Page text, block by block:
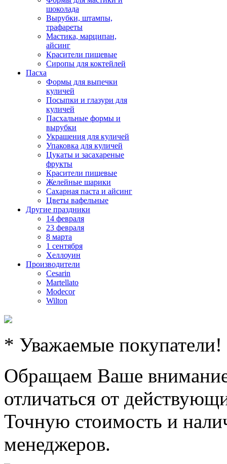
шоколада
Вырубки, штампы,
трафареты
Мастика, марципан,
айсинг
Красители пищевые
Сиропы для коктейлей
Пасха
Формы для выпечки
куличей
Посыпки и глазури для
куличей
Пасхальные формы и
вырубки
Украшения для куличей
Упаковка для куличей
Цукаты и засахареные
фрукты
Красители пищевые
Желейные шарики
Сахарная паста и айсинг
Цветы вафельные
Другие праздники
14 февраля
23 февраля
8 марта
1 сентября
Хеллоуин
Производители
Cesarin
Martellato
Modecor
Wilton
* Уважаемые покупатели!
Обращаем Ваше
отличаться от
Точную стоимость и
менеджеров.